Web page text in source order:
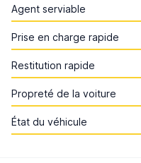
Agent serviable
Prise en charge rapide
Restitution rapide
Propreté de la voiture
État du véhicule